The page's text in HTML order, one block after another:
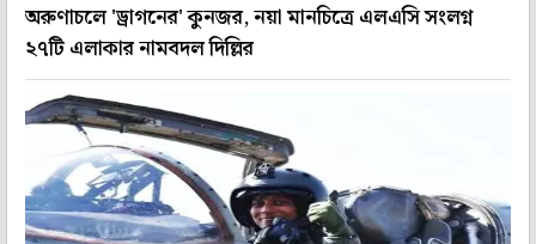
অরুণাচলে 'ড্রাগনের' কুনজর, নয়া মানচিত্রে এলএসি সংলগ্ন
২৭টি এলাকার নামবদল দিল্লির